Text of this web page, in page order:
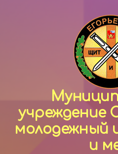
учреждение
и